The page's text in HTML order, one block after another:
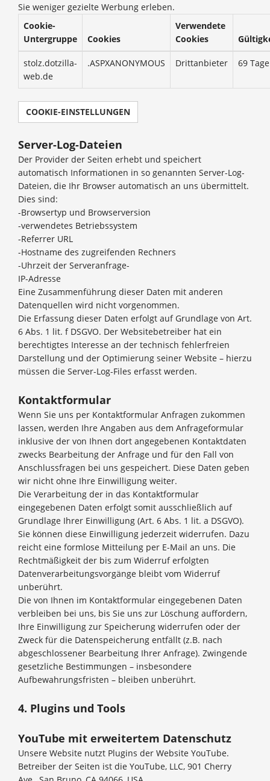
Sie weniger gezielte Werbung erleben.
Cookie-
Untergruppe
Cookies
Verwendete
Cookies
stolz.dotzilla-
web.de
.ASPXANONYMOUS Drittanbieter 69 Tage
COOKIE-EINSTELLUNGEN
Server-Log-Dateien
Der Provider der Seiten erhebt und speichert
automatisch Informationen in so genannten Server-Log-
Dateien, die Ihr Browser automatisch an uns übermittelt.
Dies sind:
-Browsertyp und Browserversion
-verwendetes Betriebssystem
-Referrer URL
-Hostname des zugreifenden Rechners
-Uhrzeit der Serveranfrage-
IP-Adresse
Eine Zusammenführung dieser Daten mit anderen
Datenquellen wird nicht vorgenommen.
Die Erfassung dieser Daten erfolgt auf Grundlage von Art.
6 Abs. 1 lit. f DSGVO. Der Websitebetreiber hat ein
berechtigtes Interesse an der technisch fehlerfreien
Darstellung und der Optimierung seiner Website – hierzu
müssen die Server-Log-Files erfasst werden.
Kontaktformular
Wenn Sie uns per Kontaktformular Anfragen zukommen
lassen, werden Ihre Angaben aus dem Anfrageformular
inklusive der von Ihnen dort angegebenen Kontaktdaten
zwecks Bearbeitung der Anfrage und für den Fall von
Anschlussfragen bei uns gespeichert. Diese Daten geben
wir nicht ohne Ihre Einwilligung weiter.
Die Verarbeitung der in das Kontaktformular
eingegebenen Daten erfolgt somit ausschließlich auf
Grundlage Ihrer Einwilligung (Art. 6 Abs. 1 lit. a DSGVO).
Sie können diese Einwilligung jederzeit widerrufen. Dazu
reicht eine formlose Mitteilung per E-Mail an uns. Die
Rechtmäßigkeit der bis zum Widerruf erfolgten
Datenverarbeitungsvorgänge bleibt vom Widerruf
unberührt.
Die von Ihnen im Kontaktformular eingegebenen Daten
verbleiben bei uns, bis Sie uns zur Löschung auffordern,
Ihre Einwilligung zur Speicherung widerrufen oder der
Zweck für die Datenspeicherung entfällt (z.B. nach
abgeschlossener Bearbeitung Ihrer Anfrage). Zwingende
gesetzliche Bestimmungen – insbesondere
Aufbewahrungsfristen – bleiben unberührt.
4. Plugins und Tools
YouTube mit erweitertem Datenschutz
Unsere Website nutzt Plugins der Website YouTube.
Betreiber der Seiten ist die YouTube, LLC, 901 Cherry